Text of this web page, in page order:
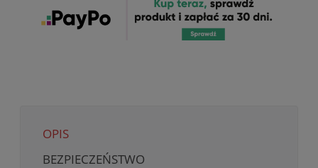
OPIS
BEZPIECZEŃSTWO